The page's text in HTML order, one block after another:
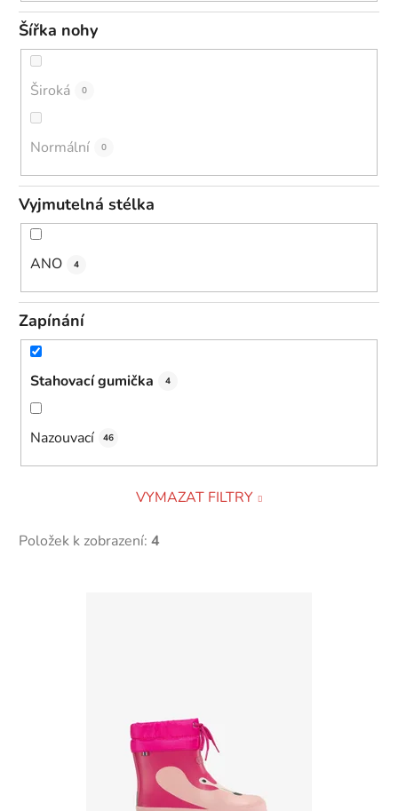
Šířka nohy
Široká 0
Normální 0
Vyjmutelná stélka
ANO 4
Zapínání
Stahovací gumička 4
Nazouvací 46
VYMAZAT FILTRY
Položek k zobrazení: 4